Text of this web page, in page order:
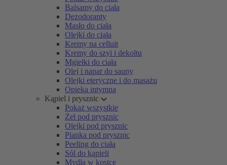
Balsamy do ciała
Dezodoranty
Masło do ciała
Olejki do ciała
Kremy na celluit
Kremy do szyi i dekoltu
Mgiełki do ciała
Olej i napar do sauny
Olejki eteryczne i do masażu
Opieka intymna
Kąpiel i prysznic
Pokaż wszystkie
Żel pod prysznic
Olejki pod prysznic
Pianka pod prysznic
Peeling do ciała
Sól do kąpieli
Mydła w kostce